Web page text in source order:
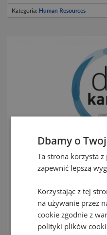
Kategoria: Human Resources
Dni Kariery są organizowane
im szansę na zbudowanie
porównania wielu ofert i
celem jest zbudowanie
światem akademickim.
Dbamy o
Ta strona korzysta
zapewnić lepszą
Korzystając z tej
na używanie przez
cookie zgodnie z
polityki plików